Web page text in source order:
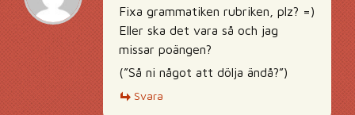
Fixa grammatiken rubriken, plz? =)
Eller ska det vara så och jag
missar poängen?
(”Så ni något att dölja ändå?”)
Svara